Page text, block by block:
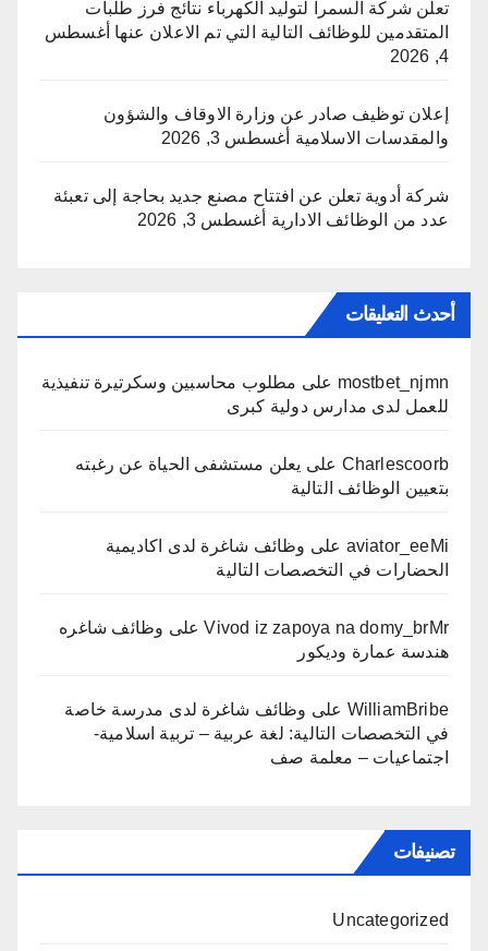
تعلن شركة السمرا لتوليد الكهرباء نتائج فرز طلبات
المتقدمين للوظائف التالية التي تم الاعلان عنها أغسطس
4, 2026
إعلان توظيف صادر عن وزارة الاوقاف والشؤون
والمقدسات الاسلامية أغسطس 3, 2026
شركة أدوية تعلن عن افتتاح مصنع جديد بحاجة إلى تعبئة
عدد من الوظائف الادارية أغسطس 3, 2026
أحدث التعليقات
mostbet_njmn على مطلوب محاسبين وسكرتيرة تنفيذية
للعمل لدى مدارس دولية كبرى
Charlescoorb على يعلن مستشفى الحياة عن رغبته
بتعيين الوظائف التالية
aviator_eeMi على وظائف شاغرة لدى اكاديمية
الحضارات في التخصصات التالية
Vivod iz zapoya na domy_brMrعلى وظائف شاغره
هندسة عمارة وديكور
WilliamBribe على وظائف شاغرة لدى مدرسة خاصة
في التخصصات التالية: لغة عربية – تربية اسلامية-
اجتماعيات – معلمة صف
تصنيفات
Uncategorized